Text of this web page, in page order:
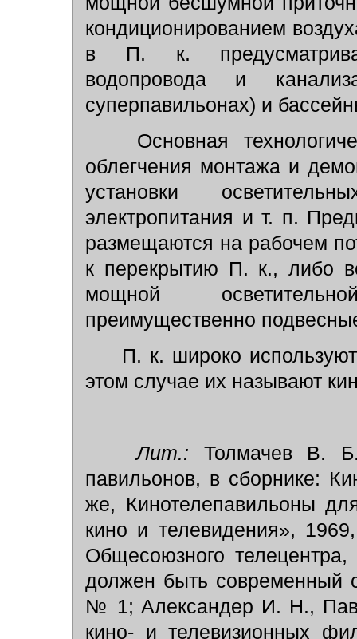
кондиционированием
в П. к.
водопровода и
суперпавильонах) и
Основная
облегчения монтажа и
установки
электропитания и т. п.
размещаются на рабочем
к перекрытию П. к., либо
мощной
преимущественно
П. к. широко
этом случае их называют
Лит.: Толмачев В.
павильонов, в сборнике:
же, Кинотелепавильоны
кино и телевидения»,
Общесоюзного
должен быть современный
№ 1; Александер И. Н.,
кино- и телевизионных